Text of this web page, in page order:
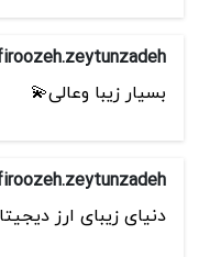
بسیار زیبا وعالی💫
دنیای زیبای ارز